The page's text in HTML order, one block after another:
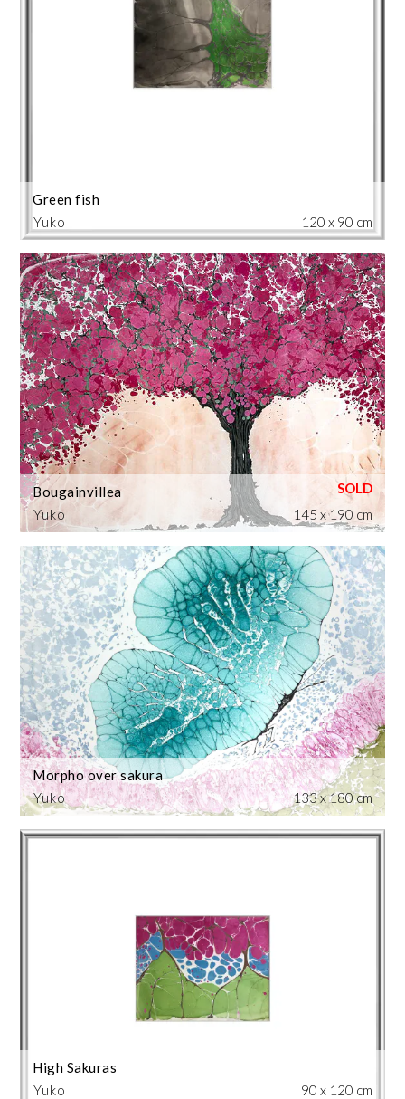
Yuko
Green fish
120 x 90 cm
Yuko
Bougainvillea
145 x 190 cm
Yuko
Morpho over sakura
133 x 180 cm
Yuko
High Sakuras
90 x 120 cm